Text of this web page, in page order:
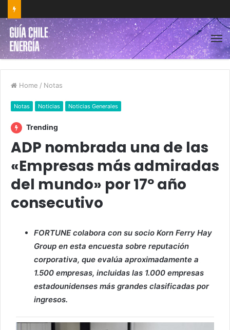
Home / Notas
Notas Noticias Noticias Generales
Trending
ADP nombrada una de las
«Empresas más admiradas
del mundo» por 17º año
consecutivo
FORTUNE colabora con su socio Korn Ferry Hay
Group en esta encuesta sobre reputación
corporativa, que evalúa aproximadamente a
1.500 empresas, incluidas las 1.000 empresas
estadounidenses más grandes clasificadas por
ingresos.